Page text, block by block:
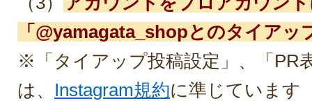
「@yamagata_shopとのタイアッ
※「タイアップ投稿設定」、「PR
は、 Instagram規約に準じています